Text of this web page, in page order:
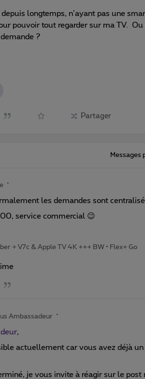
longtemps, n’ayant pas une
pouvoir tout regarder sur ma TV.
?
Partager
Messages
les demandes sont
service commercial 😉
+ V7c & Apple TV 4K +++ BW • Flex+ Go
Ambassadeur
,
actuellement car vous avez déjà
je vous invite à réagir sur le